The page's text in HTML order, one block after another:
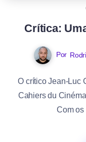
Crítica:
Por
O crítico Jean-Luc
Cahiers du
Com os